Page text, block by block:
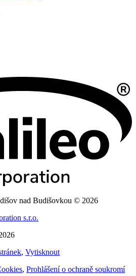
nad Budišovkou © 2026
s.r.o.
, Vytisknout
, Prohlášení o ochraně soukromí